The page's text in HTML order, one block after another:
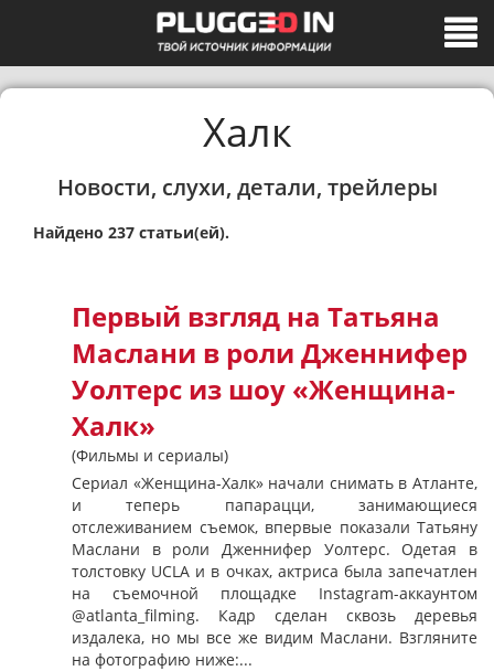
Халк
Новости, слухи, детали, трейлеры
Найдено 237 статьи(ей).
Первый взгляд на Татьяна
Маслани в роли Дженнифер
Уолтерс из шоу «Женщина-
Халк»
(Фильмы и сериалы)
Сериал «Женщина-Халк» начали снимать в Атланте,
и теперь папарацци, занимающиеся
отслеживанием съемок, впервые показали Татьяну
Маслани в роли Дженнифер Уолтерс. Одетая в
толстовку UCLA и в очках, актриса была запечатлен
на съемочной площадке Instagram-аккаунтом
@atlanta_filming. Кадр сделан сквозь деревья
издалека, но мы все же видим Маслани. Взгляните
на фотографию ниже:...